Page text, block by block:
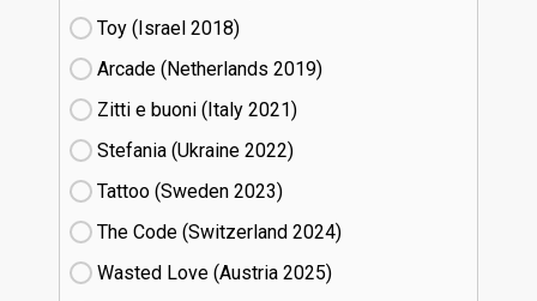
Toy (Israel
18)
Arcade (Netherlands
19)
Zitti e buoni​ (Italy
21)
Stefania (Ukraine
22)
Tattoo (Sweden
23)
The Code (Switzerland
24)
Wasted Love (Austria
25)